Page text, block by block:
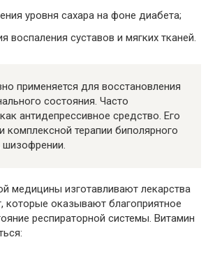
уровня сахара на фоне диабета;
воспаления суставов и мягких тканей.
применяется для восстановления
состояния. Часто
антидепрессивное средство. Его
комплексной терапии биполярного
шизофрении.
медицины изготавливают лекарства
которые оказывают благоприятное
респираторной системы. Витамин